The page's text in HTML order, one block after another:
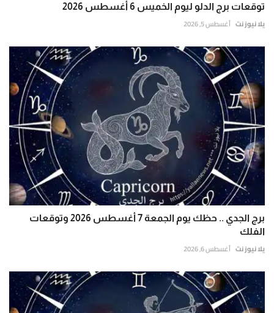
توقعات برج الدلو ليوم الخميس 6 أغسطس 2026
يلا نيوز نت أغسطس 5, 2026
برج الجدي .. حظك يوم الجمعة 7 أغسطس 2026 وتوقعات
الفلك
يلا نيوز نت أغسطس 6, 2026